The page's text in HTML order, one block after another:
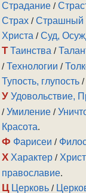
Страдание /
Страх /Страшный
Христа /Суд,
Т Таинства /
/Технологии /
Тупость, глупость
У Удовольствие,
/Умиление /
Красота.
Ф Фарисеи /
Х Характер /
православие.
Ц Церковь /